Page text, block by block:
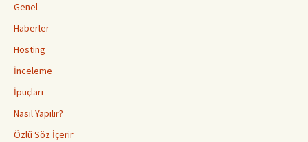
Genel
Haberler
Hosting
İnceleme
İpuçları
Nasıl Yapılır?
Özlü Söz İçerir